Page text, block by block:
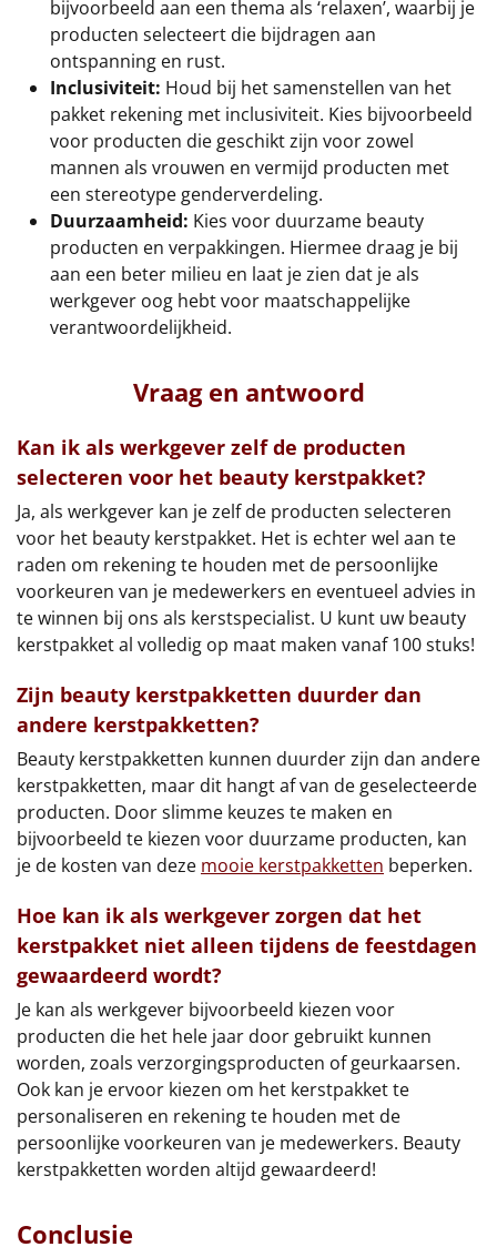
bijvoorbeeld aan een thema als ‘relaxen’, waarbij je
producten selecteert die bijdragen aan
ontspanning en rust.
Inclusiviteit: Houd bij het samenstellen van het
pakket rekening met inclusiviteit. Kies bijvoorbeeld
voor producten die geschikt zijn voor zowel
mannen als vrouwen en vermijd producten met
een stereotype genderverdeling.
Duurzaamheid: Kies voor duurzame beauty
producten en verpakkingen. Hiermee draag je bij
aan een beter milieu en laat je zien dat je als
werkgever oog hebt voor maatschappelijke
verantwoordelijkheid.
Vraag en antwoord
Kan ik als werkgever zelf de producten
selecteren voor het beauty kerstpakket?
Ja, als werkgever kan je zelf de producten selecteren
voor het beauty kerstpakket. Het is echter wel aan te
raden om rekening te houden met de persoonlijke
voorkeuren van je medewerkers en eventueel advies in
te winnen bij ons als kerstspecialist. U kunt uw beauty
kerstpakket al volledig op maat maken vanaf 100 stuks!
Zijn beauty kerstpakketten duurder dan
andere kerstpakketten?
Beauty kerstpakketten kunnen duurder zijn dan andere
kerstpakketten, maar dit hangt af van de geselecteerde
producten. Door slimme keuzes te maken en
bijvoorbeeld te kiezen voor duurzame producten, kan
je de kosten van deze mooie kerstpakketten beperken.
Hoe kan ik als werkgever zorgen dat het
kerstpakket niet alleen tijdens de feestdagen
gewaardeerd wordt?
Je kan als werkgever bijvoorbeeld kiezen voor
producten die het hele jaar door gebruikt kunnen
worden, zoals verzorgingsproducten of geurkaarsen.
Ook kan je ervoor kiezen om het kerstpakket te
personaliseren en rekening te houden met de
persoonlijke voorkeuren van je medewerkers. Beauty
kerstpakketten worden altijd gewaardeerd!
Conclusie